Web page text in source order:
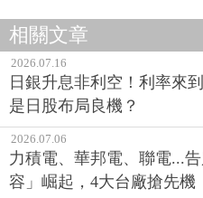
相關文章
2026.07.16
日銀升息非利空！利率來
是日股布局良機？
2026.07.06
力積電、華邦電、聯電...
容」崛起，4大台廠搶先機